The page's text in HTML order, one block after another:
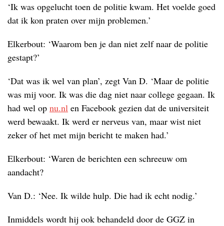
‘Ik was opgelucht toen de politie kwam. Het voelde goed
dat ik kon praten over mijn problemen.’
Elkerbout: ‘Waarom ben je dan niet zelf naar de politie
gestapt?’
‘Dat was ik wel van plan’, zegt Van D. ‘Maar de politie
was mij voor. Ik was die dag niet naar college gegaan. Ik
had wel op nu.nl en Facebook gezien dat de universiteit
werd bewaakt. Ik werd er nerveus van, maar wist niet
zeker of het met mijn bericht te maken had.’
Elkerbout: ‘Waren de berichten een schreeuw om
aandacht?
Van D.: ‘Nee. Ik wilde hulp. Die had ik echt nodig.’
Inmiddels wordt hij ook behandeld door de GGZ in